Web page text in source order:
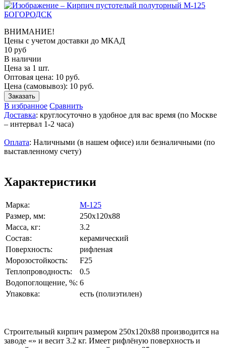
ВНИМАНИЕ!
Цены с учетом доcтавки до МКАД
10 руб
В наличии
Цена за 1 шт.
Оптовая цена: 10 руб.
Цена (самовывоз): 10 руб.
Заказать
В избранное Сравнить
Доставка: круглосуточно в удобное для вас время (по Москве
– интервал 1-2 часа)
Оплата: Наличными (в нашем офисе) или безналичными (по
выставленному счету)
Характеристики
Марка:
М-125
Размер, мм:
250x120x88
Масса, кг:
3.2
Состав:
керамический
Поверхность:
рифленая
Морозостойкость:
F25
Теплопроводность:
0.5
Водопоглощение, %: 6
Упаковка:
есть (полиэтилен)
Строительный кирпич размером 250x120x88 производится на
заводе «» и весит 3.2 кг. Имеет рифлёную поверхность и